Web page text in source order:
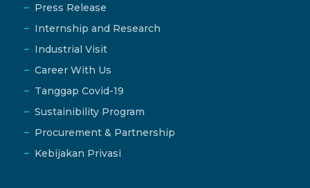
Press Release
Internship and Research
Industrial Visit
Career With Us
Tanggap Covid-19
Sustainibility Program
Procurement & Partnership
Kebijakan Privasi